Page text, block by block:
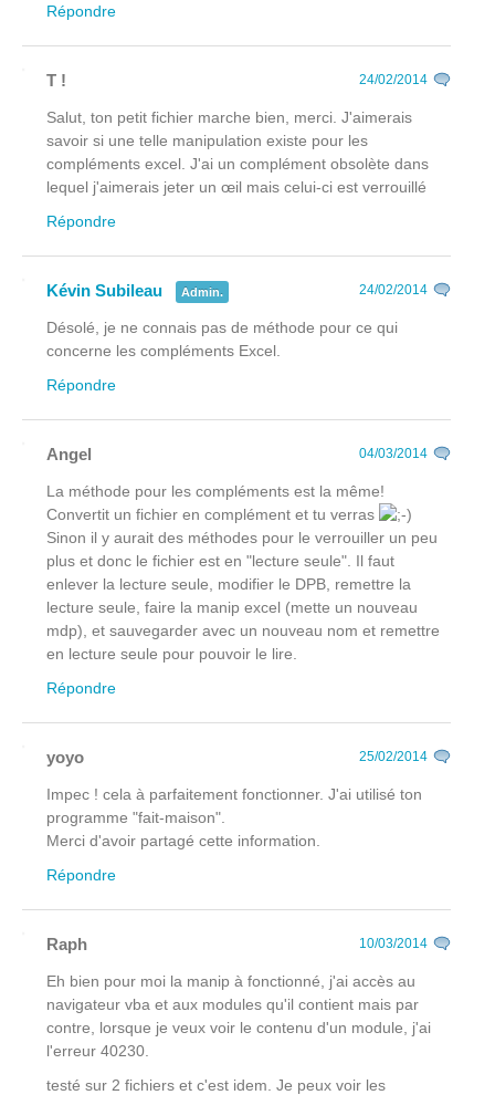
Répondre
T ! 24/02/2014
Salut, ton petit fichier marche bien, merci. J'aimerais
savoir si une telle manipulation existe pour les
compléments excel. J'ai un complément obsolète dans
lequel j'aimerais jeter un œil mais celui-ci est verrouillé
Répondre
Kévin Subileau Admin. 24/02/2014
Désolé, je ne connais pas de méthode pour ce qui
concerne les compléments Excel.
Répondre
Angel 04/03/2014
La méthode pour les compléments est la même!
Convertit un fichier en complément et tu verras
Sinon il y aurait des méthodes pour le verrouiller un peu
plus et donc le fichier est en "lecture seule". Il faut
enlever la lecture seule, modifier le DPB, remettre la
lecture seule, faire la manip excel (mette un nouveau
mdp), et sauvegarder avec un nouveau nom et remettre
en lecture seule pour pouvoir le lire.
Répondre
yoyo 25/02/2014
Impec ! cela à parfaitement fonctionner. J'ai utilisé ton
programme "fait-maison".
Merci d'avoir partagé cette information.
Répondre
Raph 10/03/2014
Eh bien pour moi la manip à fonctionné, j'ai accès au
navigateur vba et aux modules qu'il contient mais par
contre, lorsque je veux voir le contenu d'un module, j'ai
l'erreur 40230.
testé sur 2 fichiers et c'est idem. Je peux voir les